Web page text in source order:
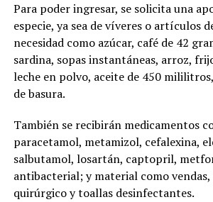
Para poder ingresar, se solicita una
especie, ya sea de víveres o artículos
necesidad como azúcar, café de 42
sardina, sopas instantáneas, arroz,
leche en polvo, aceite de 450
de basura.
También se recibirán medicamentos
paracetamol, metamizol, cefalexina,
salbutamol, losartán, captopril,
antibacterial; y material como vendas,
quirúrgico y toallas desinfectantes.